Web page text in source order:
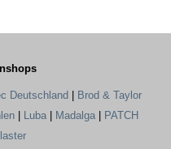
Deutschland | Brod & Taylor
| Luba| Madalga| PATCH